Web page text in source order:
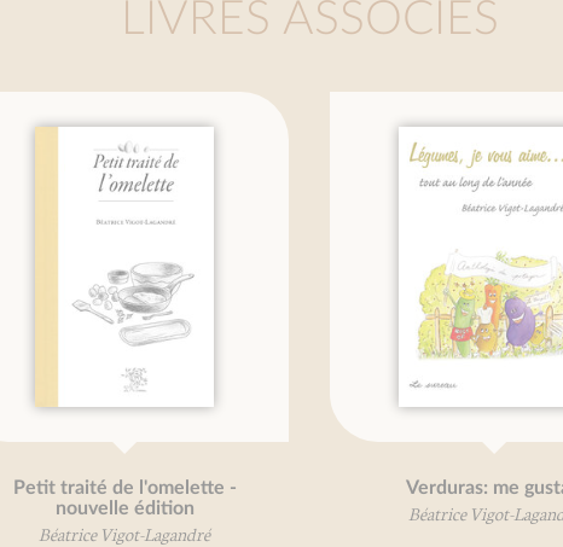
LIVRES ASSOCIÉS
Petit traité de l'omelette -
nouvelle édition
Béatrice Vigot-Lagandré
Verduras: me gustan
Béatrice Vigot-Lagandré